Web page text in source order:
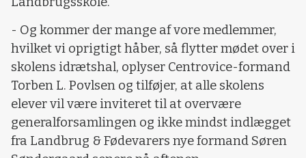
- Og kommer der mange af vore medlemmer,
hvilket vi oprigtigt håber, så flytter mødet over i
skolens idrætshal, oplyser Centrovice-formand
Torben L. Povlsen og tilføjer, at alle skolens
elever vil være inviteret til at overvære
generalforsamlingen og ikke mindst indlægget
fra Landbrug & Fødevarers nye formand Søren